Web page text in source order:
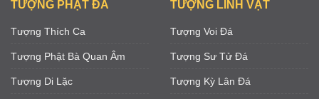
TƯỢNG PHẬT ĐÁ
Tượng Thích Ca
Tượng Phật Bà Quan Âm
Tượng Di Lặc
TƯỢNG LINH VẬT
Tượng Voi Đá
Tượng Sư Tử Đá
Tượng Kỳ Lân Đá